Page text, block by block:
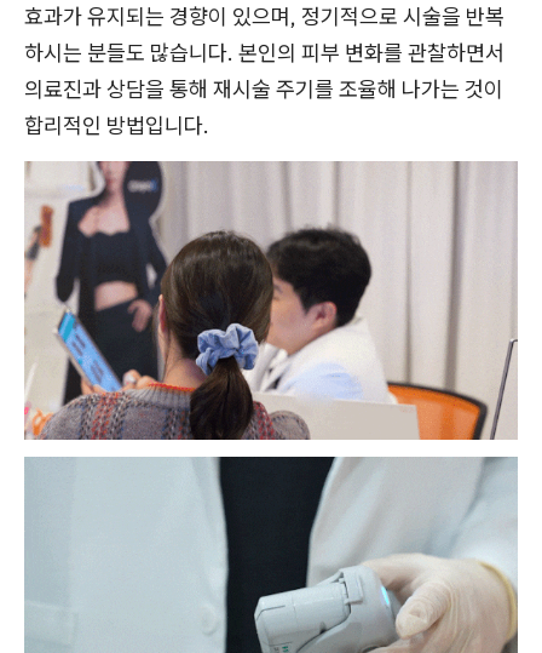
효과가 유지되는 경향이 있으며, 정기적으로 시술을 반복
하시는 분들도 많습니다. 본인의 피부 변화를 관찰하면서
의료진과 상담을 통해 재시술 주기를 조율해 나가는 것이
합리적인 방법입니다.